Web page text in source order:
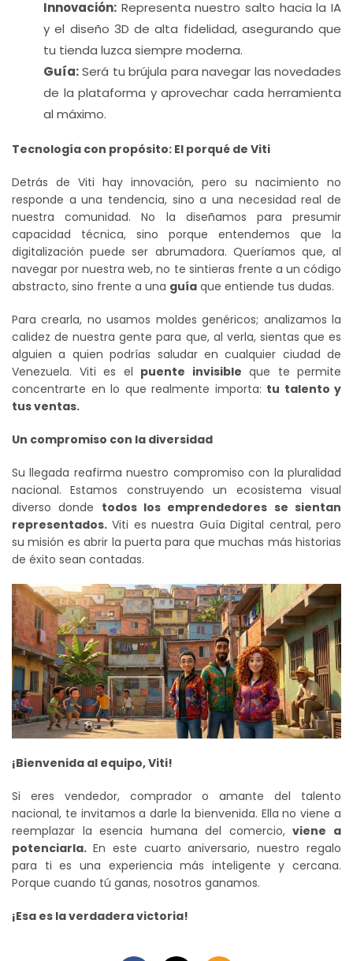
Innovación: Representa nuestro salto hacia la IA
y el diseño 3D de alta fidelidad, asegurando que
tu tienda luzca siempre moderna.
Guía:Será tu brújula para navegar las novedades
de la plataforma y aprovechar cada herramienta
al máximo.
Tecnología con propósito: El porqué de Viti
Detrás de Viti hay innovación, pero su nacimiento no
responde a una tendencia, sino a una necesidad real de
nuestra comunidad. No la diseñamos para presumir
capacidad técnica, sino porque entendemos que la
digitalización puede ser abrumadora. Queríamos que, al
navegar por nuestra web, no te sintieras frente a un código
abstracto, sino frente a una guía que entiende tus dudas.
Para crearla, no usamos moldes genéricos; analizamos la
calidez de nuestra gente para que, al verla, sientas que es
alguien a quien podrías saludar en cualquier ciudad de
Venezuela. Viti es el puente invisible que te permite
concentrarte en lo que realmente importa: tu talento y
tus ventas.
Un compromiso con la diversidad
Su llegada reafirma nuestro compromiso con la pluralidad
nacional. Estamos construyendo un ecosistema visual
diverso donde todos los emprendedores se sientan
representados. Viti es nuestra Guía Digital central, pero
su misión es abrir la puerta para que muchas más historias
de éxito sean contadas.
¡Bienvenida al equipo, Viti!
Si eres vendedor, comprador o amante del talento
nacional, te invitamos a darle la bienvenida. Ella no viene a
reemplazar la esencia humana del comercio,viene a
potenciarla. En este cuarto aniversario, nuestro regalo
para ti es una experiencia más inteligente y cercana.
Porque cuando tú ganas, nosotros ganamos.
¡Esa es la verdadera victoria!